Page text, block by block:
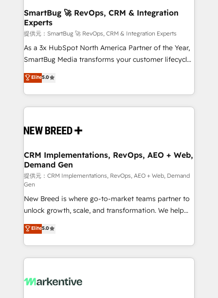
We are built for the work.
を、CRMを軸とした全社共通基盤に再構築します。意
思決定者・PMO・現場担当者に並走します。 1️⃣
HubSpot導入・活用支援 顧客データの一元化から、
GTMの見える化・自動化まで。全Hub統合運用、デー
タ品質設計、グループ横断のCRM統合に対応します。
の一部をAIが自律実行する組織への移行を設計・実装。
Breeze・Claude等をHubSpotと連携させ、役割定義・
革を、構想から実装・定着までPMOとして主導。「設
の統合・浸透・変革管理を実行します。 ▸ CMS戦略設
計・構築：リード獲得・CVR・SEOを前提にした情報設
計・導線設計・テンプレート設計をContent Hubで一体
提供。 ▸ 既存CRM・MAからの移行支援：Salesforce・
Marketo・Pardot等からの移行、カスタム設計、履歴
データ移行と活用設計まで。 ▸ AEO対応：ChatGPT・
ンツとサイト構造を最適化。 🏆 なぜ100incを選ぶの
か？ ✓ HubSpot Eliteパートナー認定 ✓ HubSpotアワ
ード受賞・HUGリーダー ✓ ISO27001:2022 /
HubSpot大百科 出版 CRM・AI活用に関するご相談、現
SmartBug 🚀 RevOps, CRM & Integration
Experts
提供元：SmartBug 🚀 RevOps, CRM & Integration Experts
As a 3x HubSpot North America Partner of the Year,
SmartBug Media transforms your customer lifecycle
into a revenue engine. Our unified ecosystem
includes specialized divisions Globalia (AI &
Software) and Point Success Media (Paid Media),
making this the official home for all three brands. 🔄
and system integrations powered by Globalia’s
trainers to drive platform adoption. 📈 Revenue
Generation - Full-funnel marketing and high-
performance advertising via Point Success Media. -
Expert deployment of Breeze AI and custom agents
to automate growth. 🏆 Elite Excellence - 8 platform
accreditations and deep HIPAA-compliance
expertise. - A team of 250+ experts dedicated to
your resilient growth.
Elite5.0
CRM Implementations, RevOps, AEO + Web,
Demand Gen
提供元：CRM Implementations, RevOps, AEO + Web, Demand
Gen
New Breed is where go-to-market teams partner to
unlock growth, scale, and transformation. We help
companies activate HubSpot’s AI-powered
customer platform and operationalize HubSpot’s
Loop Marketing framework through expert-led
services, smart agents, and purpose-built apps,
results, fast. ⚙️CRM & RevOps: Align all Hubs to your
Elite5.0